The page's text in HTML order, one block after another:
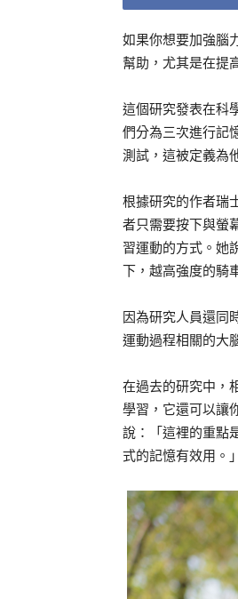
如果你想要加強腦
幫助，尤其是在提
這個研究發表在科
們分為三次進行記
測試，這被定義為
根據研究的作者瑞
者只需要按下與螢
習運動的方式。她
下，越高強度的騎
因為研究人員還同
運動過程相關的大
在過去的研究中，
學習，它還可以讓
說：「這裡的重點
式的記憶有效用。」